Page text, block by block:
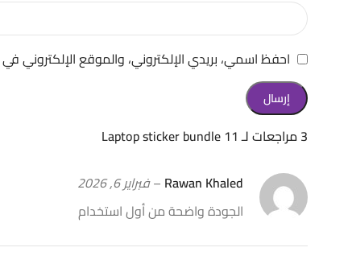
3 مراجعات لـ
11 Laptop sticker bundle
Rawan Khaled
–فبراير 6, 2026
الجودة واضحة من أول استخدام
احفظ اسمي، بريدي الإلكتروني، والموقع الإلكتروني